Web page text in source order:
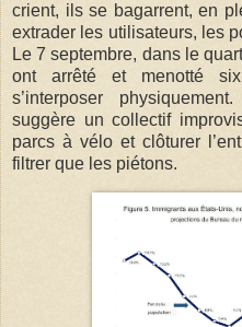
crient, ils se bagarrent, en
extrader les utilisateurs, les
Le 7 septembre, dans le
ont arrêté et menotté
s’interposer
suggère un collectif
parcs à vélo et clôturer
filtrer que les piétons.